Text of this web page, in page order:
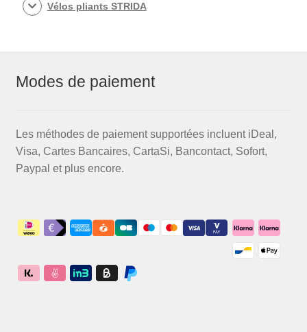
Vélos pliants STRIDA
Modes de paiement
Les méthodes de paiement supportées incluent iDeal,
Visa, Cartes Bancaires, CartaSi, Bancontact, Sofort,
Paypal et plus encore.